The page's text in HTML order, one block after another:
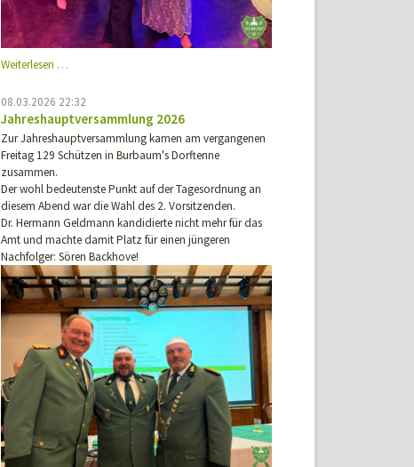
Weiterlesen …
2026
08.03.2026 22:32
Jahreshauptversammlung 2026
Zur Jahreshauptversammlung kamen am vergangenen
Freitag 129 Schützen in Burbaum's Dorftenne
zusammen.
Der wohl bedeutenste Punkt auf der Tagesordnung an
diesem Abend war die Wahl des 2. Vorsitzenden.
Dr. Hermann Geldmann kandidierte nicht mehr für das
Amt und machte damit Platz für einen jüngeren
Nachfolger: Sören Backhove!